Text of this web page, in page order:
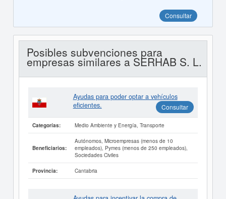
Consultar
Posibles subvenciones para
empresas similares a SERHAB S. L.
Ayudas para poder optar a vehículos
eficientes.
Consultar
Categorías: Medio Ambiente y Energía, Transporte
Beneficiarios:
Autónomos, Microempresas (menos de 10
empleados), Pymes (menos de 250 empleados),
Sociedades Civiles
Provincia: Cantabria